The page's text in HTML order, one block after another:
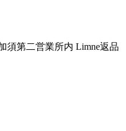
須第二営業所内 Limne返品